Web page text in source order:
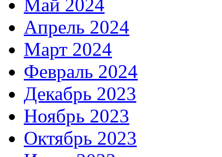
Май 2024
Апрель 2024
Март 2024
Февраль 2024
Декабрь 2023
Ноябрь 2023
Октябрь 2023